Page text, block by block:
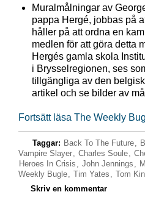
Muralmålningar av
pappa Hergé, jobbas på
håller på att ordna en
medlen för att göra detta
Hergés gamla skola
i Brysselregionen, ses
tillgängliga av den
artikel och se bilder av
Fortsätt läsa The Weekly
Taggar: Back To The Future,
Vampire Slayer, Charles Soule,
Heroes In Crisis , John Jennings ,
Weekly Bugle, Tim Yates , Tom
Skriv en kommentar